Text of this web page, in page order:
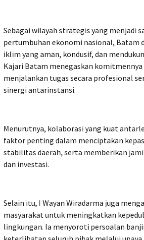
Sebagai wilayah strategis yang menjadi
pertumbuhan ekonomi nasional, Batam
iklim yang aman, kondusif, dan
Kajari Batam menegaskan
menjalankan tugas secara profesional
sinergi antarinstansi.
Menurutnya, kolaborasi yang kuat
faktor penting dalam menciptakan
stabilitas daerah, serta memberikan
dan investasi.
Selain itu, I Wayan Wiradarma juga
masyarakat untuk meningkatkan
lingkungan. Ia menyoroti persoalan